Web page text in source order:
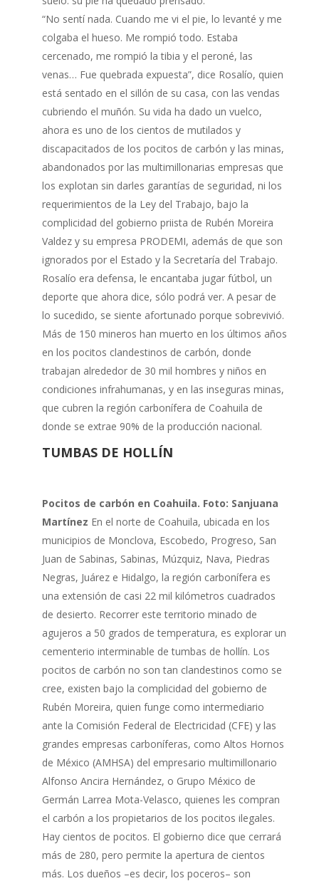
“No sentí nada. Cuando me vi el pie, lo levanté y me
colgaba el hueso. Me rompió todo. Estaba
cercenado, me rompió la tibia y el peroné, las
venas… Fue quebrada expuesta”, dice Rosalío, quien
está sentado en el sillón de su casa, con las vendas
cubriendo el muñón. Su vida ha dado un vuelco,
ahora es uno de los cientos de mutilados y
discapacitados de los pocitos de carbón y las minas,
abandonados por las multimillonarias empresas que
los explotan sin darles garantías de seguridad, ni los
requerimientos de la Ley del Trabajo, bajo la
complicidad del gobierno priista de Rubén Moreira
Valdez y su empresa PRODEMI, además de que son
ignorados por el Estado y la Secretaría del Trabajo.
Rosalío era defensa, le encantaba jugar fútbol, un
deporte que ahora dice, sólo podrá ver. A pesar de
lo sucedido, se siente afortunado porque sobrevivió.
Más de 150 mineros han muerto en los últimos años
en los pocitos clandestinos de carbón, donde
trabajan alrededor de 30 mil hombres y niños en
condiciones infrahumanas, y en las inseguras minas,
que cubren la región carbonífera de Coahuila de
donde se extrae 90% de la producción nacional.
TUMBAS DE HOLLÍN
Pocitos de carbón en Coahuila. Foto: Sanjuana
Martínez En el norte de Coahuila, ubicada en los
municipios de Monclova, Escobedo, Progreso, San
Juan de Sabinas, Sabinas, Múzquiz, Nava, Piedras
Negras, Juárez e Hidalgo, la región carbonífera es
una extensión de casi 22 mil kilómetros cuadrados
de desierto. Recorrer este territorio minado de
agujeros a 50 grados de temperatura, es explorar un
cementerio interminable de tumbas de hollín. Los
pocitos de carbón no son tan clandestinos como se
cree, existen bajo la complicidad del gobierno de
Rubén Moreira, quien funge como intermediario
ante la Comisión Federal de Electricidad (CFE) y las
grandes empresas carboníferas, como Altos Hornos
de México (AMHSA) del empresario multimillonario
Alfonso Ancira Hernández, o Grupo México de
Germán Larrea Mota-Velasco, quienes les compran
el carbón a los propietarios de los pocitos ilegales.
Hay cientos de pocitos. El gobierno dice que cerrará
más de 280, pero permite la apertura de cientos
más. Los dueños –es decir, los poceros– son